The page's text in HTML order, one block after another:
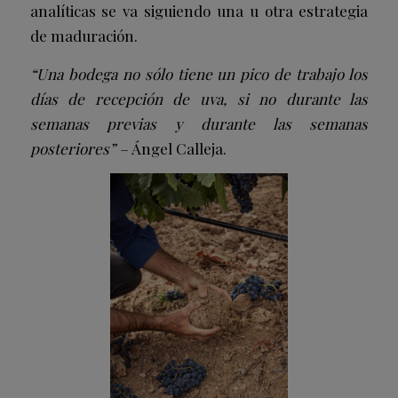
analíticas se va siguiendo una u otra estrategia
de maduración.
“Una bodega no sólo tiene un pico de trabajo los
días de recepción de uva, si no durante las
semanas previas y durante las semanas
posteriores” – Ángel Calleja.